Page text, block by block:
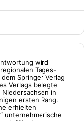
wird
Tages-
dem Springer Verlag
Verlags belegte
in
ersten Rang.
erhielten
unternehmerische